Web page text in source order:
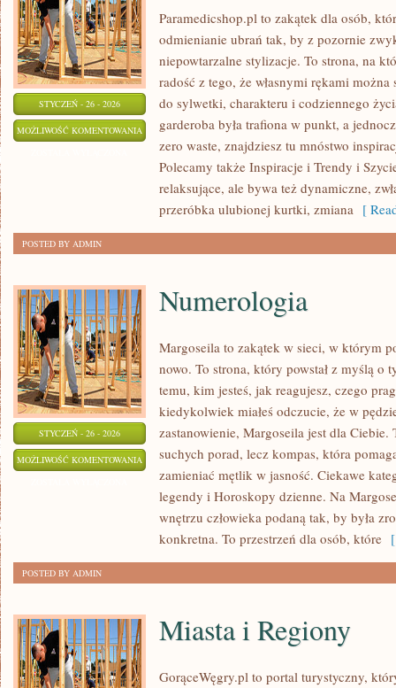
STYCZEŃ - 26 - 2026
MOŻLIWOŚĆ KOMENTOWANIA SZYCIE
ODZIEŻY
DZIECIĘCEJ
Paramedicshop.pl to zakątek dla osób,
odmienianie ubrań tak, by z pozornie
niepowtarzalne stylizacje. To strona, na
radość z tego, że własnymi rękami
do sylwetki, charakteru i codziennego
garderoba była trafiona w punkt, a
zero waste, znajdziesz tu mnóstwo
Polecamy także Inspiracje i Trendy i
relaksujące, ale bywa też dynamiczne,
przeróbka ulubionej kurtki, zmiana [
POSTED BY ADMIN
STYCZEŃ - 26 - 2026
MOŻLIWOŚĆ KOMENTOWANIA NUMEROLOGIA
Numerologia
Margoseila to zakątek w sieci, w którym
nowo. To strona, który powstał z myślą o
temu, kim jesteś, jak reagujesz, czego
kiedykolwiek miałeś odczucie, że w
zastanowienie, Margoseila jest dla
suchych porad, lecz kompas, która
zamieniać mętlik w jasność. Ciekawe
legendy i Horoskopy dzienne. Na
wnętrzu człowieka podaną tak, by była
konkretna. To przestrzeń dla osób, które
POSTED BY ADMIN
Miasta i Regiony
GorąceWęgry.pl to portal turystyczny,